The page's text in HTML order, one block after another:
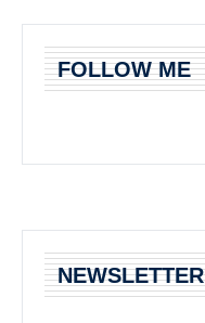
FOLLOW ME
NEWSLETTER